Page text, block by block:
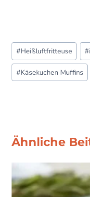
Post
Tags:
#Heißluftfritteuse #
#Käsekuchen Muffins
Ähnliche